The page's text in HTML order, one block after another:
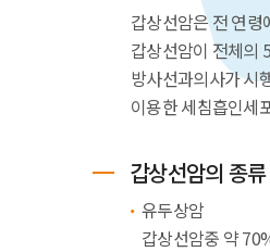
갑상선암은 전 연
갑상선암이 전체의
방사선과의사가 시
이용한 세침흡인세
갑상선암의 종류
유두상암
갑상선암중 약